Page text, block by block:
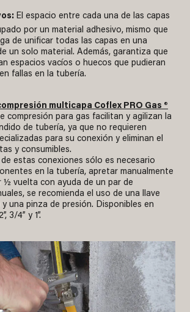
El espacio entre cada una de las capas
por un material adhesivo, mismo que
de unificar todas las capas en una
un solo material. Además, garantiza que
espacios vacíos o huecos que pudieran
fallas en la tubería.
multicapa Coflex PRO Gas ®
compresión para gas facilitan y agilizan la
de tubería, ya que no requieren
para su conexión y eliminan el
y consumibles.
estas conexiones sólo es necesario
en la tubería, apretar manualmente
½ vuelta con ayuda de un par de
se recomienda el uso de una llave
una pinza de presión. Disponibles en
3/4” y 1”.